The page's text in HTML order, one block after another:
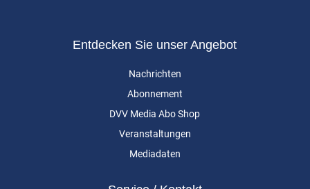
Entdecken Sie unser Angebot
Nachrichten
Abonnement
DVV Media Abo Shop
Veranstaltungen
Mediadaten